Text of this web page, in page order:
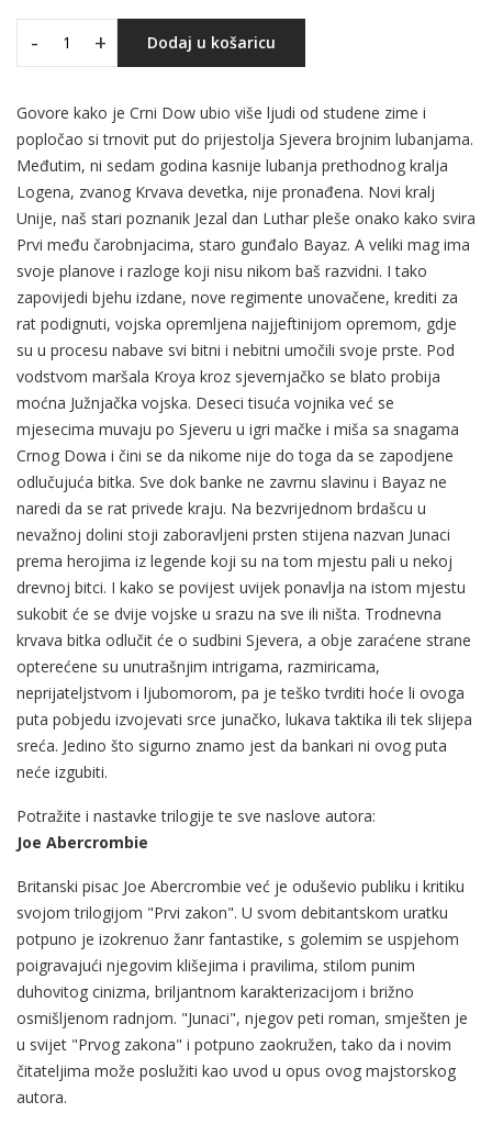
- + Dodaj u košaricu
Govore kako je Crni Dow ubio više ljudi od studene zime i
popločao si trnovit put do prijestolja Sjevera brojnim lubanjama.
Međutim, ni sedam godina kasnije lubanja prethodnog kralja
Logena, zvanog Krvava devetka, nije pronađena. Novi kralj
Unije, naš stari poznanik Jezal dan Luthar pleše onako kako svira
Prvi među čarobnjacima, staro gunđalo Bayaz. A veliki mag ima
svoje planove i razloge koji nisu nikom baš razvidni. I tako
zapovijedi bjehu izdane, nove regimente unovačene, krediti za
rat podignuti, vojska opremljena najjeftinijom opremom, gdje
su u procesu nabave svi bitni i nebitni umočili svoje prste. Pod
vodstvom maršala Kroya kroz sjevernjačko se blato probija
moćna Južnjačka vojska. Deseci tisuća vojnika već se
mjesecima muvaju po Sjeveru u igri mačke i miša sa snagama
Crnog Dowa i čini se da nikome nije do toga da se zapodjene
odlučujuća bitka. Sve dok banke ne zavrnu slavinu i Bayaz ne
naredi da se rat privede kraju. Na bezvrijednom brdašcu u
nevažnoj dolini stoji zaboravljeni prsten stijena nazvan Junaci
prema herojima iz legende koji su na tom mjestu pali u nekoj
drevnoj bitci. I kako se povijest uvijek ponavlja na istom mjestu
sukobit će se dvije vojske u srazu na sve ili ništa. Trodnevna
krvava bitka odlučit će o sudbini Sjevera, a obje zaraćene strane
opterećene su unutrašnjim intrigama, razmiricama,
neprijateljstvom i ljubomorom, pa je teško tvrditi hoće li ovoga
puta pobjedu izvojevati srce junačko, lukava taktika ili tek slijepa
sreća. Jedino što sigurno znamo jest da bankari ni ovog puta
neće izgubiti.
Potražite i nastavke trilogije te sve naslove autora:
Joe Abercrombie
Britanski pisac Joe Abercrombie već je oduševio publiku i kritiku
svojom trilogijom "Prvi zakon". U svom debitantskom uratku
potpuno je izokrenuo žanr fantastike, s golemim se uspjehom
poigravajući njegovim klišejima i pravilima, stilom punim
duhovitog cinizma, briljantnom karakterizacijom i brižno
osmišljenom radnjom. "Junaci", njegov peti roman, smješten je
u svijet "Prvog zakona" i potpuno zaokružen, tako da i novim
čitateljima može poslužiti kao uvod u opus ovog majstorskog
autora.